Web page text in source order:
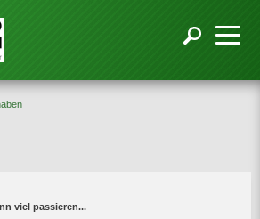
viel passieren...